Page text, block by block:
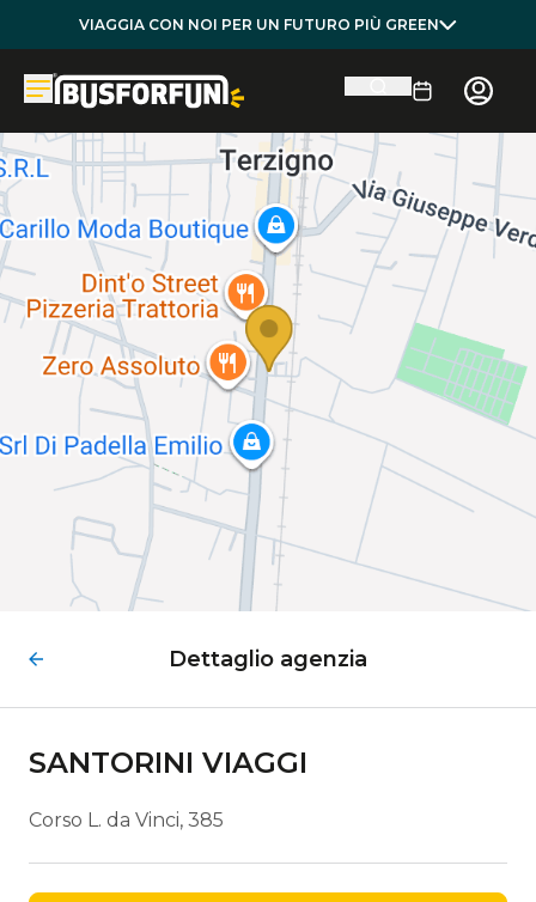
VIAGGIA CON NOI PER UN FUTURO PIÙ GREEN
Dettaglio agenzia
SANTORINI VIAGGI
Corso L. da Vinci, 385